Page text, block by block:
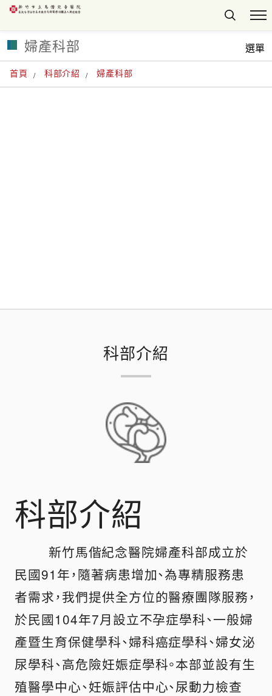
首頁 科部介紹 婦產科部
婦產科部 選單
科部介紹
科部介紹
新竹馬偕紀念醫院婦產科部成立於
民國91年，隨著病患增加、為專精服務患
者需求，我們提供全方位的醫療團隊服務，
於民國104年7月設立不孕症學科、一般婦
產暨生育保健學科、婦科癌症學科、婦女泌
尿學科、高危險妊娠症學科。本部並設有生
殖醫學中心、妊娠評估中心、尿動力檢查